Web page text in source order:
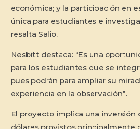
económica; y la participación en
única para estudiantes e
resalta Salio.
Nesbitt destaca: “Es una
para los estudiantes que se
pues podrán para ampliar su
experiencia en la observación”.
El proyecto implica una inversión
dólares provistos principalmente